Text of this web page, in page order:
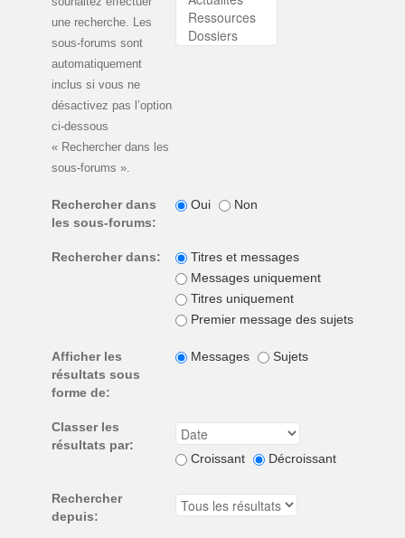
une recherche. Les
sous-forums sont
automatiquement
inclus si vous ne
désactivez pas l’option
ci-dessous
« Rechercher dans les
sous-forums ».
Rechercher dans
les sous-forums:
Oui Non
Rechercher dans:
Titres et messages
Messages uniquement
Titres uniquement
Premier message des sujets
Afficher les
résultats sous
forme de:
Messages Sujets
Classer les
résultats par:
Croissant
Décroissant
Rechercher
depuis: